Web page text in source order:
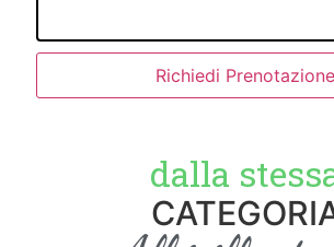
Richiedi Prenotazione
dalla